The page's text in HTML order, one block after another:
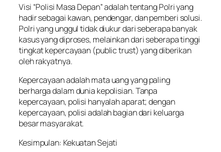
Visi “Polisi Masa Depan” adalah tentang Polri yang
hadir sebagai kawan, pendengar, dan pemberi solusi.
Polri yang unggul tidak diukur dari seberapa banyak
kasus yang diproses, melainkan dari seberapa tinggi
tingkat kepercayaan (public trust) yang diberikan
oleh rakyatnya.
Kepercayaan adalah mata uang yang paling
berharga dalam dunia kepolisian. Tanpa
kepercayaan, polisi hanyalah aparat; dengan
kepercayaan, polisi adalah bagian dari keluarga
besar masyarakat.
Kesimpulan: Kekuatan Sejati